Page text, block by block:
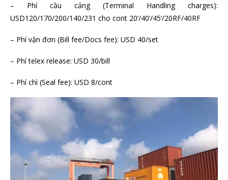
– Phí cầu cảng (Terminal Handling charges):
USD120/170/200/140/231 cho cont 20’/40’/45’/20RF/40RF
– Phí vận đơn (Bill fee/Docs fee): USD 40/set
– Phí telex release: USD 30/bill
– Phí chì (Seal fee): USD 8/cont